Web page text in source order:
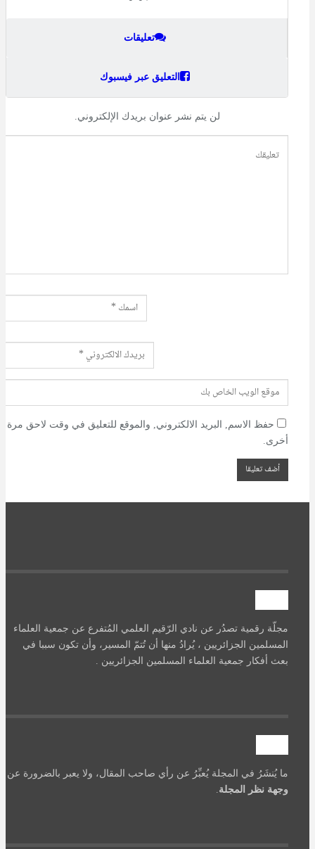
تعليقات
التعليق عبر فيسبوك
لن يتم نشر عنوان بريدك الإلكتروني.
حفظ الاسم, البريد الالكتروني, والموقع للتعليق في وقت لاحق مرة
أخرى.
مجلّة رقمية تصدُر عن نادي الرّقيم العلمي المُتفرع عن جمعية العلماء
المسلمين الجزائريين ، يُرادُ منها أن تُتمّ المسير، وأن تكون سببا في
بعث أفكار جمعية العلماء المسلمين الجزائريين .
ما يُنشَرُ في المجلة يُعبِّرُ عن رأي صاحب المقال، ولا يعبر بالضرورة عن
وجهة نظر المجلة